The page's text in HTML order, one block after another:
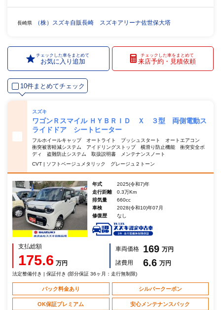
長崎県 （株）スズキ自販長崎 スズキアリーナ佐世保大塔
チェックした車をまとめて
お気に入り追加
チェックした車をまとめて
来店予約・見積依頼
10件まとめてチェック
スズキ
ワゴンＲスマイル ＨＹＢＲＩＤ Ｘ ３型 両側電動ス
ライドドア シートヒーター
フルホイールキャップ オートライト プッシュスタート オートエアコン
衝突被害軽減システム アイドリングストップ 横滑り防止機能 衝突安全ボ
ディ 盗難防止システム 取扱説明書 メンテナンスノート
CVT | ソフトベージュメタリック グレージュ２トーン
年式
2025(令和7)年
走行距離
0.3万Km
排気量
660cc
車検
2028(令和10)年07月
修復歴
なし
支払総額
175.6 万円
車両価格 169 万円
諸費用
6.6 万円
法定整備付き | 保証付き (部分保証 36ヶ月：走行無制限)
パック料金あり シルバークーポン
OK保証プレミアム 安心メンテナンスパック